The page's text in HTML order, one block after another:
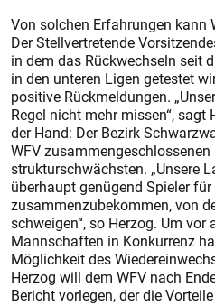
Von solchen Erfahrungen kann
Der Stellvertretende
in dem das Rückwechseln seit
in den unteren Ligen getestet
positive Rückmeldungen.
Regel nicht mehr missen“, sagt
der Hand: Der Bezirk
WFV zusammengeschlossenen
strukturschwächsten. „Unsere
überhaupt genügend Spieler
zusammenzubekommen, von
schweigen“, so Herzog. Um vor
Mannschaften in Konkurrenz
Möglichkeit des
Herzog will dem WFV nach
Bericht vorlegen, der die